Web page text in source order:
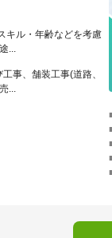
キル・年齢などを考慮
...
事、舗装工事(道路、
...